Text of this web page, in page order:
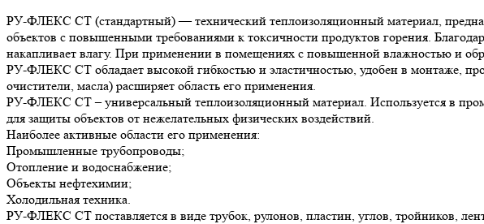
РУ-ФЛЕКС СТ (стандартный) — технический теплоизоляционный материал,
объектов с повышенными требованиями к токсичности продуктов горения.
накапливает влагу. При применении в помещениях с повышенной влажностью и
РУ-ФЛЕКС СТ обладает высокой гибкостью и эластичностью, удобен в монтаже,
очистители, масла) расширяет область его применения.
РУ-ФЛЕКС СТ – универсальный теплоизоляционный материал. Используется в
для защиты объектов от нежелательных физических воздействий.
Наиболее активные области его применения:
Промышленные трубопроводы;
Отопление и водоснабжение;
Объекты нефтехимии;
Холодильная техника.
РУ-ФЛЕКС СТ поставляется в виде трубок, рулонов, пластин, углов, тройников,